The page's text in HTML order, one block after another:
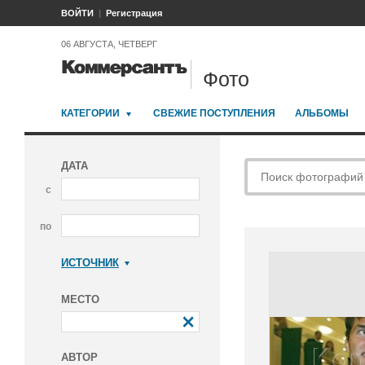
ВОЙТИ Регистрация
06 АВГУСТА, ЧЕТВЕРГ
Фото
КАТЕГОРИИ СВЕЖИЕ ПОСТУПЛЕНИЯ АЛЬБОМЫ
ДАТА
с
по
ИСТОЧНИК
МЕСТО
АВТОР